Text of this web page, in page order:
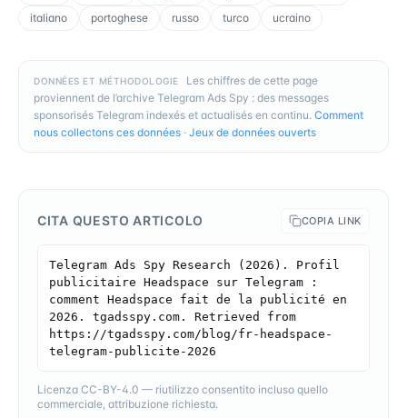
italiano
portoghese russo turco ucraino
DONNÉES ET MÉTHODOLOGIE
Les chiffres de cette page
proviennent de l’archive Telegram Ads Spy : des messages
sponsorisés Telegram indexés et actualisés en continu. Comment
nous collectons ces données · Jeux de données ouverts
CITA QUESTO ARTICOLO COPIA LINK
Telegram Ads Spy Research (2026). Profil
publicitaire Headspace sur Telegram :
comment Headspace fait de la publicité en
2026. tgadsspy.com. Retrieved from
https://tgadsspy.com/blog/fr-headspace-
telegram-publicite-2026
Licenza CC-BY-4.0 — riutilizzo consentito incluso quello
commerciale, attribuzione richiesta.